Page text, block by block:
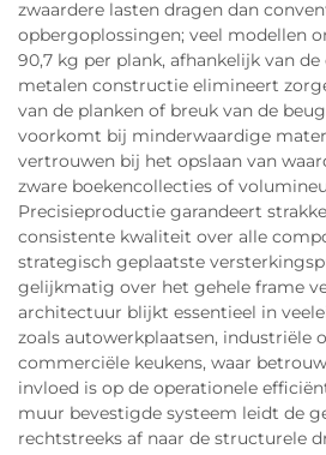
zwaardere lasten dragen dan
opbergoplossingen; veel modellen
90,7 kg per plank, afhankelijk van
metalen constructie elimineert
van de planken of breuk van de
voorkomt bij minderwaardige
vertrouwen bij het opslaan van
zware boekencollecties of
Precisieproductie garandeert
consistente kwaliteit over alle
strategisch geplaatste
gelijkmatig over het gehele frame
architectuur blijkt essentieel in
zoals autowerkplaatsen, industriële
commerciële keukens, waar
invloed is op de operationele
muur bevestigde systeem leidt de
rechtstreeks af naar de structurele